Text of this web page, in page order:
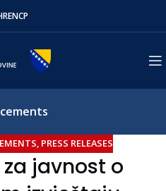
ENСР
, PRESS RELEASES
javnost o